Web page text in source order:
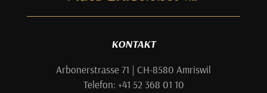
KONTAKT
Arbonerstrasse 71 | CH-8580 Amriswil
Telefon: +41 52 368 01 10